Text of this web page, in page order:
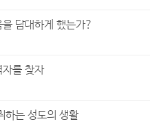
담대하게 했는가?
를 찾자
하는 성도의 생활